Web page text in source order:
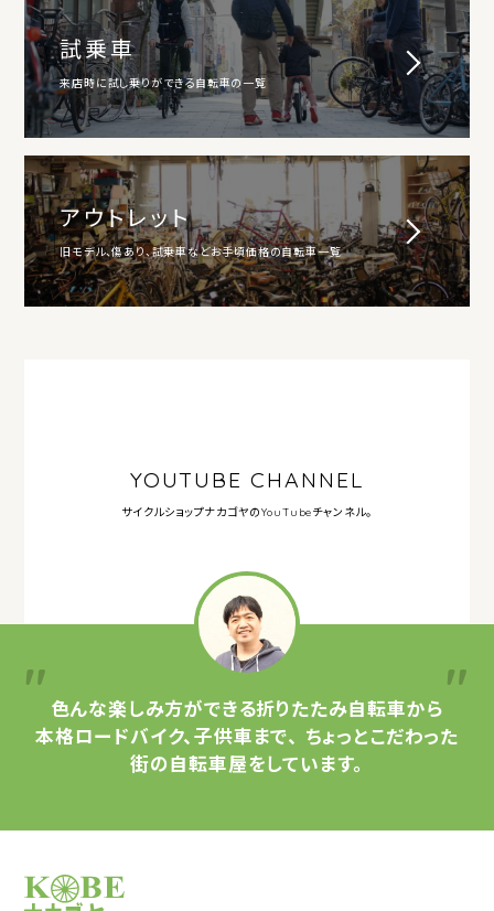
試乗車
来店時に試し乗りができる自転車の一覧
アウトレット
旧モデル、傷あり、試乗車などお手頃価格の自転車一覧
YOUTUBE CHANNEL
サイクルショップナカゴヤのYouTubeチャンネル。
色んな楽しみ方ができる折りたたみ自転車から
本格ロードバイク、子供車まで、 ちょっとこだわった
街の自転車屋をしています。
サイクルショップナカゴヤ